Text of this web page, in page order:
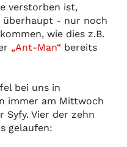
verstorben ist,
überhaupt - nur noch
wie dies z.B.
„Ant-Man“ bereits
bei uns in
immer am Mittwoch
Syfy. Vier der zehn
gelaufen: